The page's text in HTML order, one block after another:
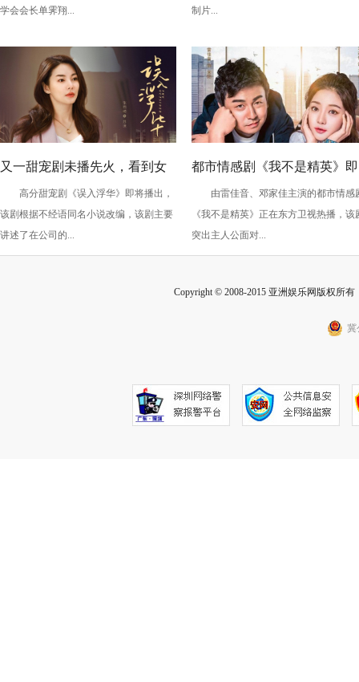
学会会长单霁翔...
法则
制片...
又一甜宠剧未播先火，看到女
主：追定了！
高分甜宠剧《误入浮华》即将播出，
该剧根据不经语同名小说改编，该剧主要
讲述了在公司的...
都市情感剧《我不是精英》即
将热播：坎坷恋情，直击当下
现实问题
由雷佳音、邓家佳主演的都市情感
《我不是精英》正在东方卫视热播，该
突出主人公面对...
Copyright © 2008-2015 亚洲娱乐网版权所
冀